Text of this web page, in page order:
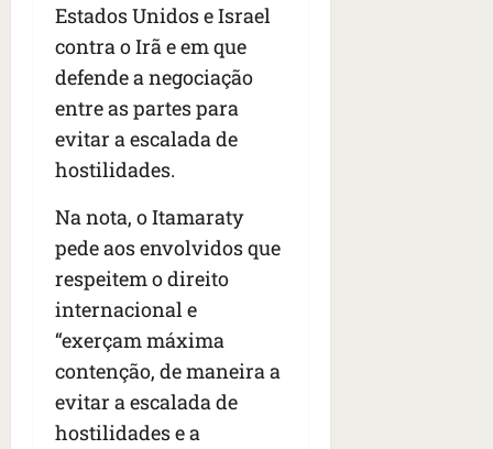
Estados Unidos e Israel
contra o Irã e em que
defende a negociação
entre as partes para
evitar a escalada de
hostilidades.
Na nota, o Itamaraty
pede aos envolvidos que
respeitem o direito
internacional e
“exerçam máxima
contenção, de maneira a
evitar a escalada de
hostilidades e a